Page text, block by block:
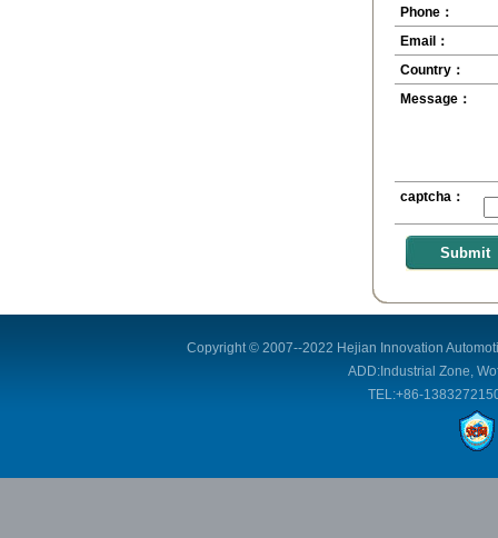
Phone：
Email：
Country：
Message：
captcha：
Copyright © 2007--2022 Hejian Innovation
ADD:Industrial Zone,
TEL:+86-